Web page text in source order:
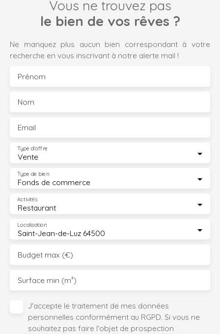
Vous ne trouvez pas
le bien de vos rêves ?
Ne manquez plus aucun bien correspondant à votre
recherche en vous inscrivant à notre alerte mail !
Prénom
Nom
Email
Vente
Type d'offre
Fonds de commerce
Type de bien
Restaurant
Activités
Saint-Jean-de-Luz 64500
Localisation
Budget max (€)
Surface min (m²)
J'accepte le traitement de mes données
personnelles conformément au RGPD. Si vous ne
souhaitez pas faire l'objet de prospection